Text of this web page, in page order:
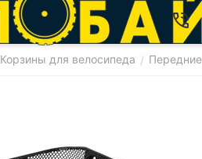
Корзины для велосипеда / Передние